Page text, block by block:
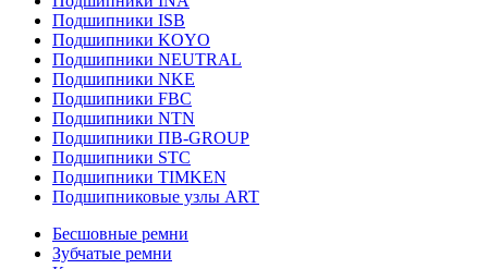
Подшипники ISB
Подшипники KOYO
Подшипники NEUTRAL
Подшипники NKE
Подшипники FBC
Подшипники NTN
Подшипники ПВ-GROUP
Подшипники STC
Подшипники TIMKEN
Подшипниковые узлы ART
Бесшовные ремни
Зубчатые ремни